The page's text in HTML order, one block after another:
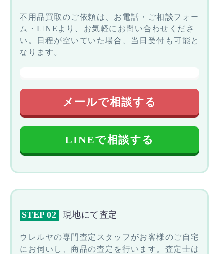
不用品買取のご依頼は、お電話・ご相談フォー
ム・LINEより、お気軽にお問い合わせくださ
い。日程が空いていた場合、当日受付も可能と
なります。
メールで相談する
LINEで相談する
STEP 02 現地にて査定
ウレルヤの専門査定スタッフがお客様のご自宅
にお伺いし、商品の査定を行います。査定士は